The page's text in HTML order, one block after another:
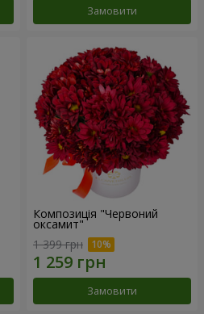
Замовити
Композиція "Червоний
оксамит"
1 399 грн
Замовити